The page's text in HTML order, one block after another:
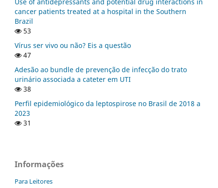
Use of antidepressants and potential drug interactions in
cancer patients treated at a hospital in the Southern
Brazil
53
Vírus ser vivo ou não? Eis a questão
47
Adesão ao bundle de prevenção de infecção do trato
urinário associada a cateter em UTI
38
Perfil epidemiológico da leptospirose no Brasil de 2018 a
2023
31
Informações
Para Leitores